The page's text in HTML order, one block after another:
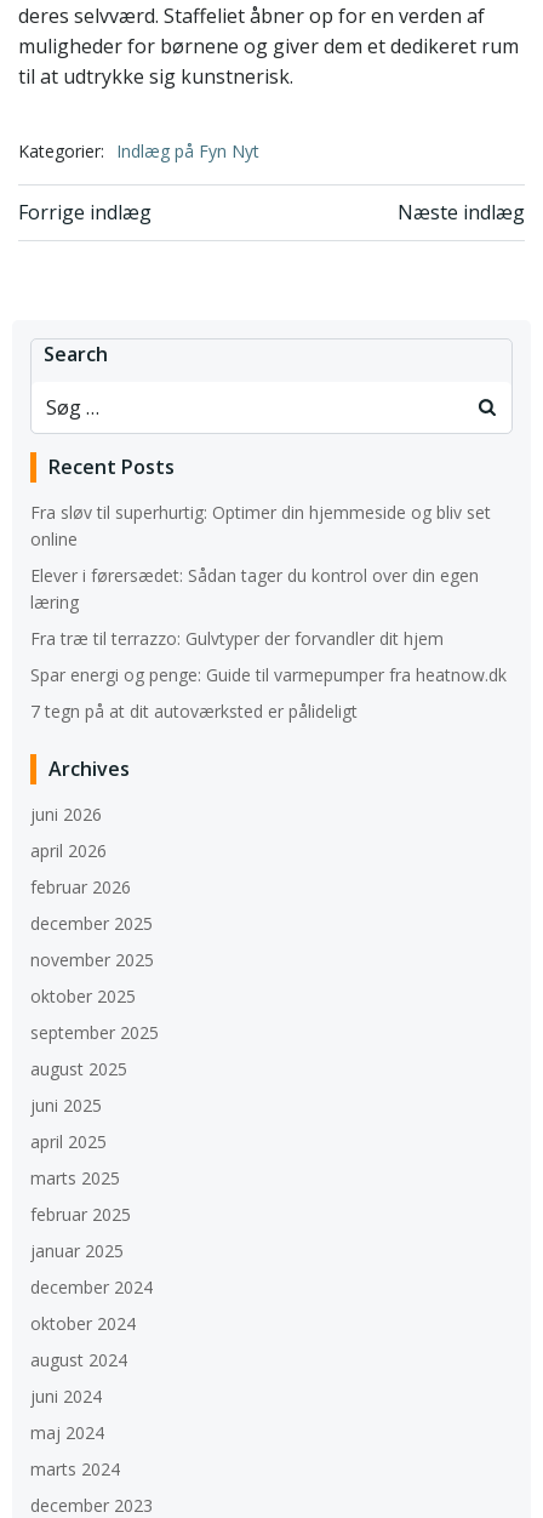
deres selvværd. Staffeliet åbner op for en verden af
muligheder for børnene og giver dem et dedikeret rum
til at udtrykke sig kunstnerisk.
Kategorier: Indlæg på Fyn Nyt
Indlægsnavigation
Forrige indlæg Næste indlæg
Search
Recent Posts
Fra sløv til superhurtig: Optimer din hjemmeside og bliv set
online
Elever i førersædet: Sådan tager du kontrol over din egen
læring
Fra træ til terrazzo: Gulvtyper der forvandler dit hjem
Spar energi og penge: Guide til varmepumper fra heatnow.dk
7 tegn på at dit autoværksted er pålideligt
Archives
juni 2026
april 2026
februar 2026
december 2025
november 2025
oktober 2025
september 2025
august 2025
juni 2025
april 2025
marts 2025
februar 2025
januar 2025
december 2024
oktober 2024
august 2024
juni 2024
maj 2024
marts 2024
december 2023